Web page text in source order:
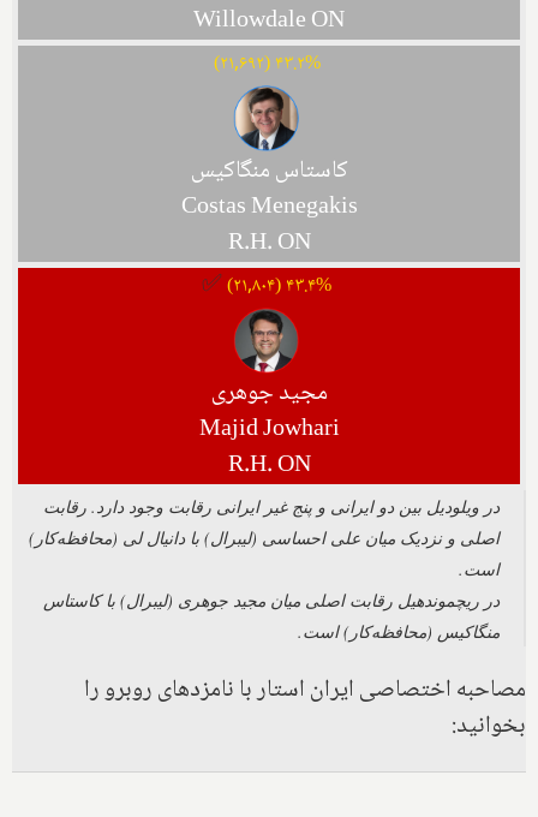
Willowdale ON
۴۳.۲% (۲۱,۶۹۲)
کاستاس منگاکیس
Costas Menegakis
R.H. ON
۴۳.۴% (۲۱,۸۰۴) ✅
مجید جوهری
Majid Jowhari
R.H. ON
در ویلودیل بین دو ایرانی و پنج غیر ایرانی رقابت وجود دارد. رقابت
اصلی و نزدیک میان علی احساسی (لیبرال) با دانیال لی (محافظه‌کار)
است.
در ریچموندهیل رقابت اصلی میان مجید جوهری (لیبرال) با کاستاس
منگاکیس (محافظه‌کار) است.
مصاحبه اختصاصی ایران استار با نامزدهای روبرو را
بخوانید: